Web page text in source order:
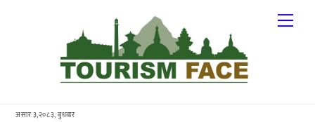
असार ३,२०८३, बुधबार